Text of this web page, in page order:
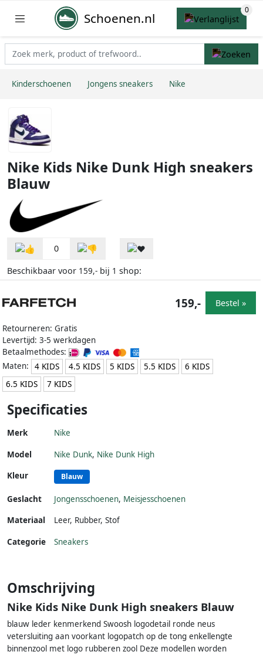
Schoenen.nl
Kinderschoenen Jongens sneakers Nike
Nike Kids Nike Dunk High sneakers
Blauw
0
Beschikbaar voor 159,- bij 1 shop:
Retourneren: Gratis
Levertijd: 3-5 werkdagen
Betaalmethodes:
Maten:
4 KIDS 4.5 KIDS 5 KIDS 5.5 KIDS
6 KIDS
6.5 KIDS
7 KIDS
159,- Bestel »
Specificaties
Merk Nike
Model Nike Dunk, Nike Dunk High
Kleur
Blauw
Geslacht Jongensschoenen, Meisjesschoenen
Materiaal
Leer, Rubber, Stof
Categorie Sneakers
Omschrijving
Nike Kids Nike Dunk High sneakers Blauw
blauw leder kenmerkend Swoosh logodetail ronde neus
vetersluiting aan voorkant logopatch op de tong enkellengte
binnenzool met logo rubberen zool Deze modellen worden